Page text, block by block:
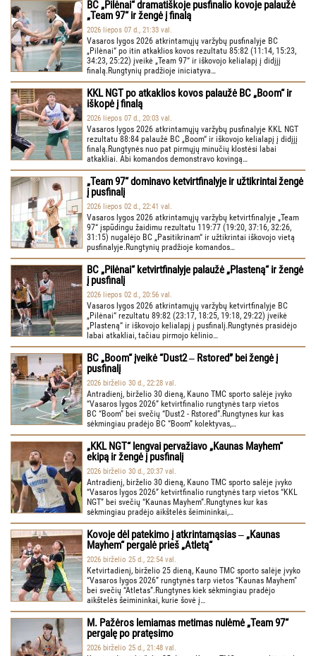
BC „Pilėnai“ dramatiškoje pusfinalio kovoje palaužė
„Team 97“ ir žengė į finalą
2026 liepos 07 d., 21:33 val.
Vasaros lygos 2026 atkrintamųjų varžybų pusfinalyje BC
„Pilėnai“ po itin atkaklios kovos rezultatu 85:82 (11:14, 15:23,
34:23, 25:22) įveikė „Team 97“ ir iškovojo kelialapį į didįjį
finalą.Rungtynių pradžioje iniciatyva…
KKL NGT po atkaklios kovos palaužė BC „Boom“ ir
iškopė į finalą
2026 liepos 07 d., 20:03 val.
Vasaros lygos 2026 atkrintamųjų varžybų pusfinalyje KKL NGT
rezultatu 88:84 palaužė BC „Boom“ ir iškovojo kelialapį į didįjį
finalą.Rungtynės nuo pat pirmųjų minučių klostėsi labai
atkakliai. Abi komandos demonstravo kovingą…
„Team 97“ dominavo ketvirtfinalyje ir užtikrintai žengė
į pusfinalį
2026 liepos 02 d., 22:41 val.
Vasaros lygos 2026 atkrintamųjų varžybų ketvirtfinalyje „Team
97“ įspūdingu žaidimu rezultatu 119:77 (19:20, 37:16, 32:26,
31:15) nugalėjo BC „Pasitikrinam“ ir užtikrintai iškovojo vietą
pusfinalyje.Rungtynių pradžioje komandos…
BC „Pilėnai“ ketvirtfinalyje palaužė „Plasteną“ ir žengė
į pusfinalį
2026 liepos 02 d., 20:56 val.
Vasaros lygos 2026 atkrintamųjų varžybų ketvirtfinalyje BC
„Pilėnai“ rezultatu 89:82 (23:17, 18:25, 19:18, 29:22) įveikė
„Plasteną“ ir iškovojo kelialapį į pusfinalį.Rungtynės prasidėjo
labai atkakliai, tačiau pirmojo kėlinio…
BC „Boom“ įveikė “Dust2 ‒ Rstored” bei žengė į
pusfinalį
2026 birželio 30 d., 22:28 val.
Antradienį, birželio 30 dieną, Kauno TMC sporto salėje įvyko
“Vasaros lygos 2026” ketvirtfinalio rungtynės tarp vietos
BC “Boom” bei svečių “Dust2 - Rstored”.Rungtynes kur kas
sėkmingiau pradėjo BC “Boom” kolektyvas,…
„KKL NGT“ lengvai pervažiavo „Kaunas Mayhem“
ekipą ir žengė į pusfinalį
2026 birželio 30 d., 20:37 val.
Antradienį, birželio 30 dieną, Kauno TMC sporto salėje įvyko
“Vasaros lygos 2026” ketvirtfinalio rungtynės tarp vietos “KKL
NGT” bei svečių “Kaunas Mayhem”.Rungtynes kur kas
sėkmingiau pradėjo aikštelės šeimininkai,…
Kovoje dėl patekimo į atkrintamąsias ‒ „Kaunas
Mayhem“ pergalė prieš „Atletą“
2026 birželio 25 d., 22:54 val.
Ketvirtadienį, birželio 25 dieną, Kauno TMC sporto salėje įvyko
“Vasaros lygos 2026” rungtynės tarp vietos “Kaunas Mayhem”
bei svečių “Atletas”.Rungtynes kiek sėkmingiau pradėjo
aikštelės šeimininkai, kurie šovė į…
M. Pažėros lemiamas metimas nulėmė „Team 97“
pergalę po pratęsimo
2026 birželio 25 d., 21:48 val.